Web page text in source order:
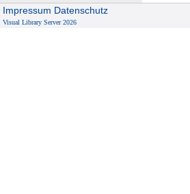
Impressum Datenschutz
Visual Library Server 2026